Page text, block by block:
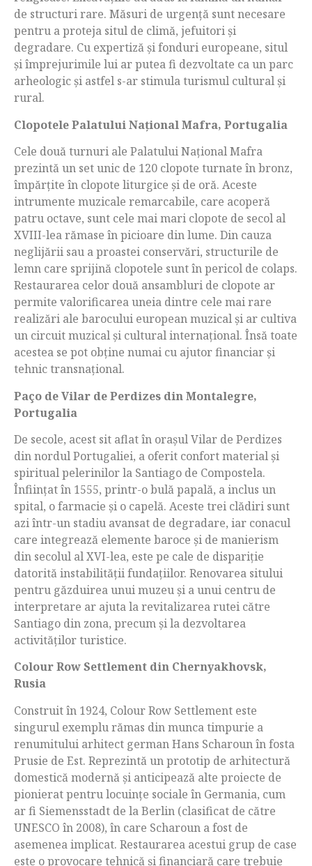
de structuri rare. Măsuri de urgență sunt necesare
pentru a proteja situl de climă, jefuitori și
degradare. Cu expertiză și fonduri europeane, situl
și împrejurimile lui ar putea fi dezvoltate ca un parc
arheologic și astfel s-ar stimula turismul cultural și
rural.
Clopotele Palatului Național Mafra, Portugalia
Cele două turnuri ale Palatului Național Mafra
prezintă un set unic de 120 clopote turnate în bronz,
împărțite în clopote liturgice și de oră. Aceste
intrumente muzicale remarcabile, care acoperă
patru octave, sunt cele mai mari clopote de secol al
XVIII-lea rămase în picioare din lume. Din cauza
neglijării sau a proastei conservări, structurile de
lemn care sprijină clopotele sunt în pericol de colaps.
Restaurarea celor două ansambluri de clopote ar
permite valorificarea uneia dintre cele mai rare
realizări ale barocului european muzical și ar cultiva
un circuit muzical și cultural internațional. Însă toate
acestea se pot obține numai cu ajutor financiar și
tehnic transnațional.
Paço de Vilar de Perdizes din Montalegre,
Portugalia
De secole, acest sit aflat în orașul Vilar de Perdizes
din nordul Portugaliei, a oferit confort material și
spiritual pelerinilor la Santiago de Compostela.
Înființat în 1555, printr-o bulă papală, a inclus un
spital, o farmacie și o capelă. Aceste trei clădiri sunt
azi într-un stadiu avansat de degradare, iar conacul
care integrează elemente baroce și de manierism
din secolul al XVI-lea, este pe cale de dispariție
datorită instabilității fundațiilor. Renovarea sitului
pentru găzduirea unui muzeu și a unui centru de
interpretare ar ajuta la revitalizarea rutei către
Santiago din zona, precum și la dezvoltarea
activităților turistice.
Colour Row Settlement din Chernyakhovsk,
Rusia
Construit în 1924, Colour Row Settlement este
singurul exemplu rămas din munca timpurie a
renumitului arhitect german Hans Scharoun în fosta
Prusie de Est. Reprezintă un prototip de arhitectură
domestică modernă și anticipează alte proiecte de
pionierat pentru locuințe sociale în Germania, cum
ar fi Siemensstadt de la Berlin (clasificat de către
UNESCO în 2008), în care Scharoun a fost de
asemenea implicat. Restaurarea acestui grup de case
este o provocare tehnică și financiară care trebuie